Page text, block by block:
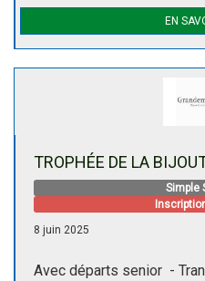
EN
TROPHÉE DE LA
Simple
8 juin 2025
Avec départs senior -